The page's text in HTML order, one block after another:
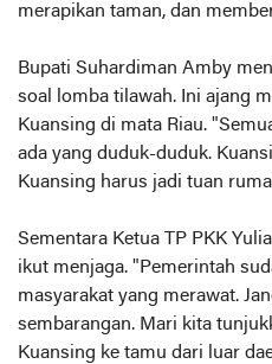
merapikan taman, dan
Bupati Suhardiman Amby
soal lomba tilawah. Ini ajang
Kuansing di mata Riau.
ada yang duduk-duduk.
Kuansing harus jadi tuan
Sementara Ketua TP PKK
ikut menjaga. "Pemerintah
masyarakat yang merawat.
sembarangan. Mari kita
Kuansing ke tamu dari luar